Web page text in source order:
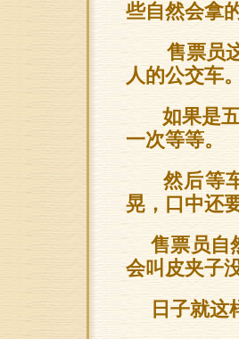
些自然会拿
售票员
人的公交车
如果是
一次等等。
然后等
晃，口中还
售票员自
会叫皮夹子
日子就这